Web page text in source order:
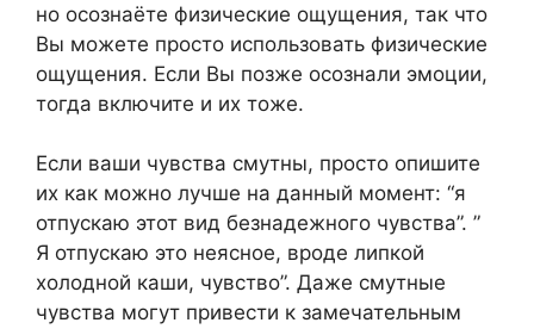
но осознаёте физические ощущения, так что
Вы можете просто использовать физические
ощущения. Если Вы позже осознали эмоции,
тогда включите и их тоже.
Если ваши чувства смутны, просто опишите
их как можно лучше на данный момент: “я
отпускаю этот вид безнадежного чувства”. ”
Я отпускаю это неясное, вроде липкой
холодной каши, чувство”. Даже смутные
чувства могут привести к замечательным